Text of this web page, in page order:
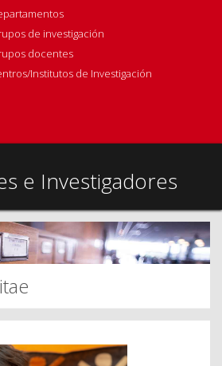
de investigación
docentes
Institutos de Investigación
e Investigadores